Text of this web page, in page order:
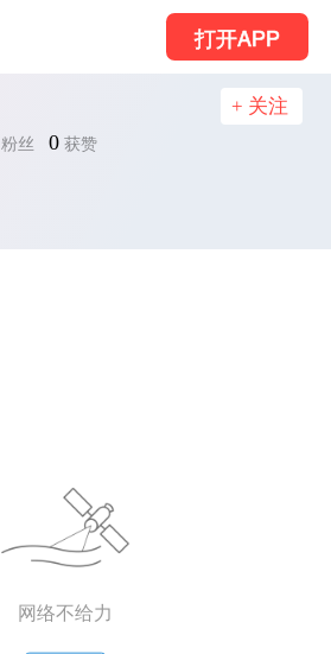
打开APP
粉丝 0 获赞
+ 关注
网络不给力